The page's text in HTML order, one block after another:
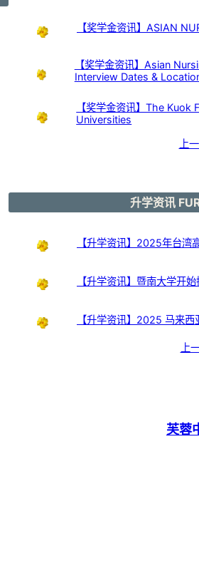
【奖学金资讯】ASIAN
【奖学金资讯】Asian
Interview Dates &
【奖学金资讯】The
Universities
上
升学资讯
【升学资讯】2025年台湾
【升学资讯】暨南大学开
【升学资讯】2025 马来
上
芙蓉